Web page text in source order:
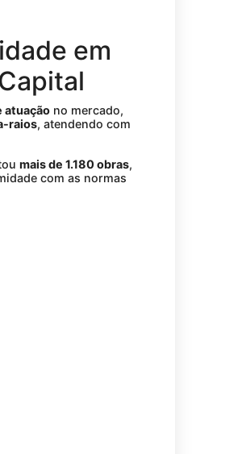
em
atuaçãono mercado,
raios, atendendo com
mais de 1.180 obras,
com as normas